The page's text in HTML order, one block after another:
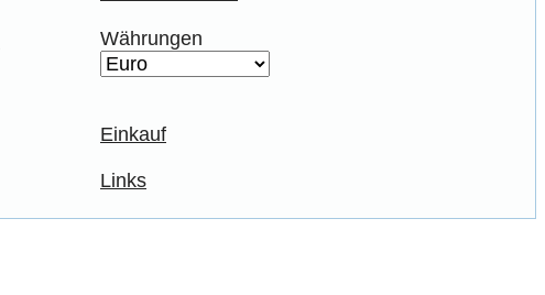
Währungen
Einkauf
Links